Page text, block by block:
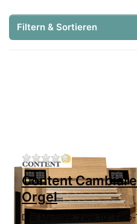
Betriebssicherheit und
Auch heute noch wird
zahlreichen sinnvollen
z.B. vom Kunden
Convolution Reverb
Einstiegs-Modellen,
als ‚Personal Control
Filtern & Sortieren
Zu diesem
Content
Orgel
Drei Manuale, zwei 10"